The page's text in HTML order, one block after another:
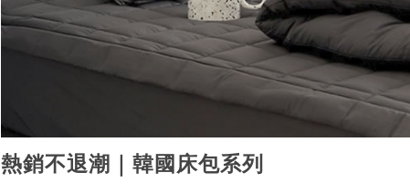
熱銷不退潮｜韓國床包系列